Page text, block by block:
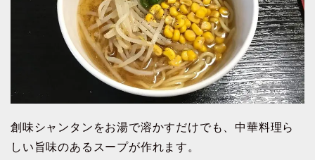
創味シャンタンをお湯で溶かすだけでも、中華料理ら
しい旨味のあるスープが作れます。